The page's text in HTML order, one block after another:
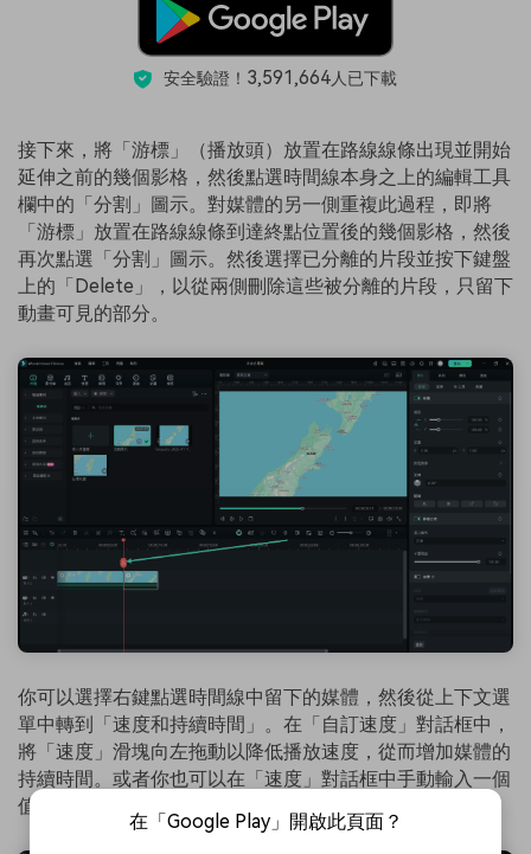
安全驗證！ 3,591,664人已下載
接下來，將「游標」（播放頭）放置在路線線條出現並開始
延伸之前的幾個影格，然後點選時間線本身之上的編輯工具
欄中的「分割」圖示。對媒體的另一側重複此過程，即將
「游標」放置在路線線條到達終點位置後的幾個影格，然後
再次點選「分割」圖示。然後選擇已分離的片段並按下鍵盤
上的「Delete」，以從兩側刪除這些被分離的片段，只留下
動畫可見的部分。
你可以選擇右鍵點選時間線中留下的媒體，然後從上下文選
單中轉到「速度和持續時間」。在「自訂速度」對話框中，
將「速度」滑塊向左拖動以降低播放速度，從而增加媒體的
持續時間。或者你也可以在「速度」對話框中手動輸入一個
值以獲得精確的持續時間。在你完成時點選「確定」。
在「Google Play」開啟此頁面？